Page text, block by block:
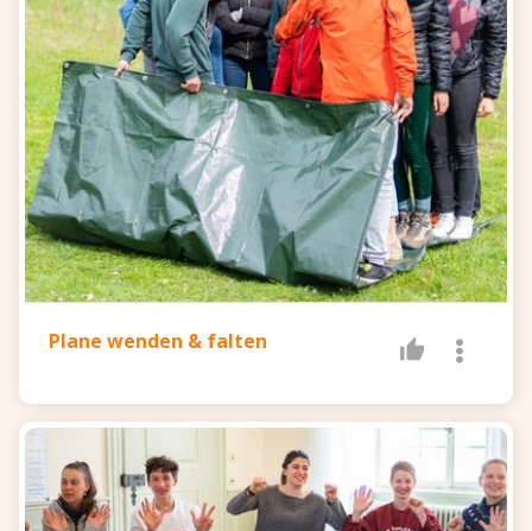
Plane wenden & falten